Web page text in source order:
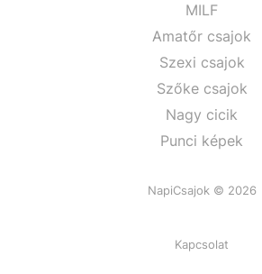
MILF
Amatőr csajok
Szexi csajok
Szőke csajok
Nagy cicik
Punci képek
NapiCsajok © 2026
Kapcsolat